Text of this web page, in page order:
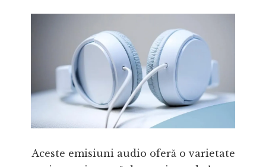
Aceste emisiuni audio oferă o varietate